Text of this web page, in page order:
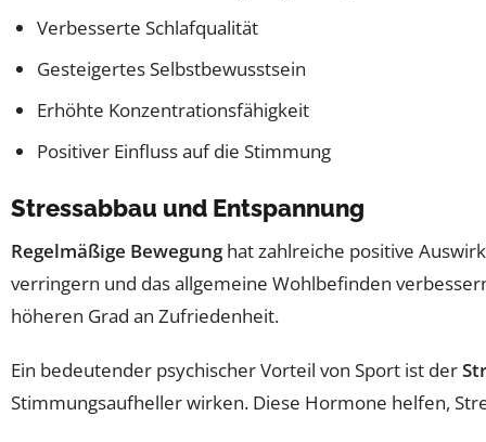
Verbesserte Schlafqualität
Gesteigertes Selbstbewusstsein
Erhöhte Konzentrationsfähigkeit
Positiver Einfluss auf die Stimmung
Stressabbau und Entspannung
Regelmäßige Bewegunghat zahlreiche positive
verringern und das allgemeine Wohlbefinden
höheren Grad an Zufriedenheit.
Ein bedeutender psychischer Vorteil von Sport ist der
Stimmungsaufheller wirken. Diese Hormone helfen,